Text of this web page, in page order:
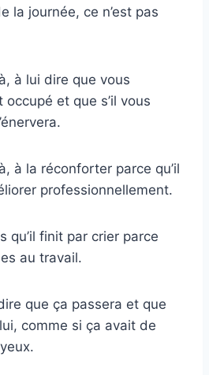
la journée, ce n’est pas
à lui dire que vous
occupé et que s’il vous
à la réconforter parce qu’il
professionnellement.
qu’il finit par crier parce
au travail.
que ça passera et que
comme si ça avait de